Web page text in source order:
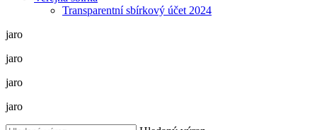
Transparentní sbírkový účet 2024
jaro
jaro
jaro
jaro